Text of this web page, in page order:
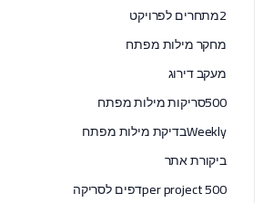
2מתחרים לפרויקט
מחקר מילות מפתח
מעקב דירוג
500סריקות מילות מפתח
Weeklyבדיקת מילות מפתח
ביקורת אתר
500 per project
דפים לסריקה